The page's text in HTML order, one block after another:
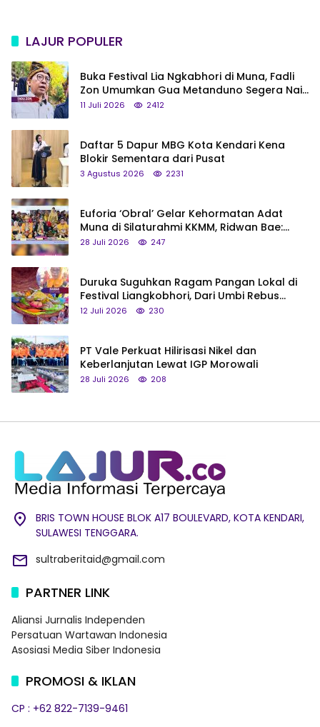
LAJUR POPULER
Buka Festival Lia Ngkabhori di Muna, Fadli
Zon Umumkan Gua Metanduno Segera Naik
Status Jadi Cagar Budaya Nasional
11 Juli 2026 2412
Daftar 5 Dapur MBG Kota Kendari Kena
Blokir Sementara dari Pusat
3 Agustus 2026 2231
Euforia ‘Obral’ Gelar Kehormatan Adat
Muna di Silaturahmi KKMM, Ridwan Bae:
Saya Bukan Tipe Begitu, Belum Pantas!
28 Juli 2026 247
Duruka Suguhkan Ragam Pangan Lokal di
Festival Liangkobhori, Dari Umbi Rebus
hingga Tumpeng Beras Muna
12 Juli 2026 230
PT Vale Perkuat Hilirisasi Nikel dan
Keberlanjutan Lewat IGP Morowali
28 Juli 2026 208
BRIS TOWN HOUSE BLOK A17 BOULEVARD, KOTA KENDARI,
SULAWESI TENGGARA.
sultraberitaid@gmail.com
PARTNER LINK
Aliansi Jurnalis Independen
Persatuan Wartawan Indonesia
Asosiasi Media Siber Indonesia
PROMOSI & IKLAN
CP : +62 822-7139-9461